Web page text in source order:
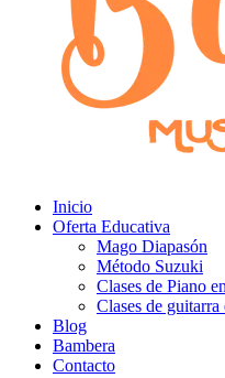
Inicio
Oferta Educativa
Mago Diapasón
Método Suzuki
Clases de Piano
Clases de
Blog
Bambera
Contacto